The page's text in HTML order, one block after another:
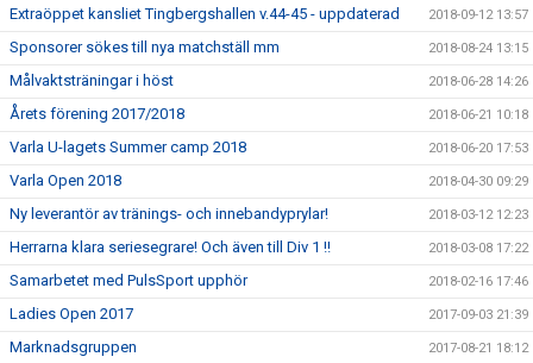
Extraöppet kansliet Tingbergshallen v.44-45 - uppdaterad 2018-09-12 13:57
Sponsorer sökes till nya matchställ mm 2018-08-24 13:15
Målvaktsträningar i höst 2018-06-28 14:26
Årets förening 2017/2018 2018-06-21 10:18
Varla U-lagets Summer camp 2018 2018-06-20 17:53
Varla Open 2018 2018-04-30 09:29
Ny leverantör av tränings- och innebandyprylar! 2018-03-12 12:23
Herrarna klara seriesegrare! Och även till Div 1 !! 2018-03-08 17:22
Samarbetet med PulsSport upphör 2018-02-16 17:46
Ladies Open 2017 2017-09-03 21:39
Marknadsgruppen 2017-08-21 18:12